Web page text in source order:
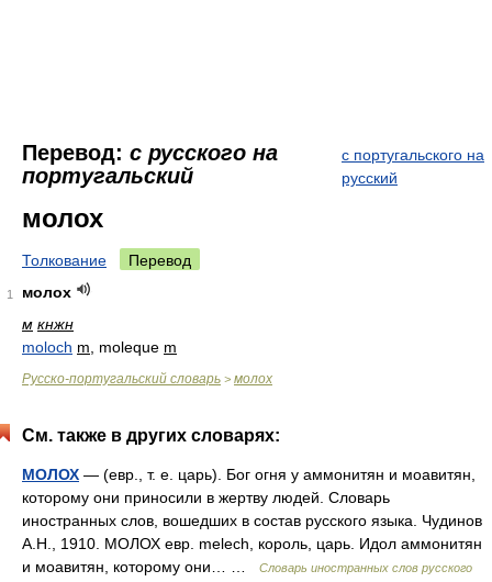
Перевод: с русского на
португальский
с португальского на
русский
молох
Толкование Перевод
1
молох
м кнжн
moloch m , moleque m
Русско-португальский словарь > молох
См. также в других словарях:
МОЛОХ — (евр., т. е. царь). Бог огня у аммонитян и моавитян,
которому они приносили в жертву людей. Словарь
иностранных слов, вошедших в состав русского языка. Чудинов
А.Н., 1910. МОЛОХ евр. melech, король, царь. Идол аммонитян
и моавитян, которому они… …
Словарь иностранных слов русского